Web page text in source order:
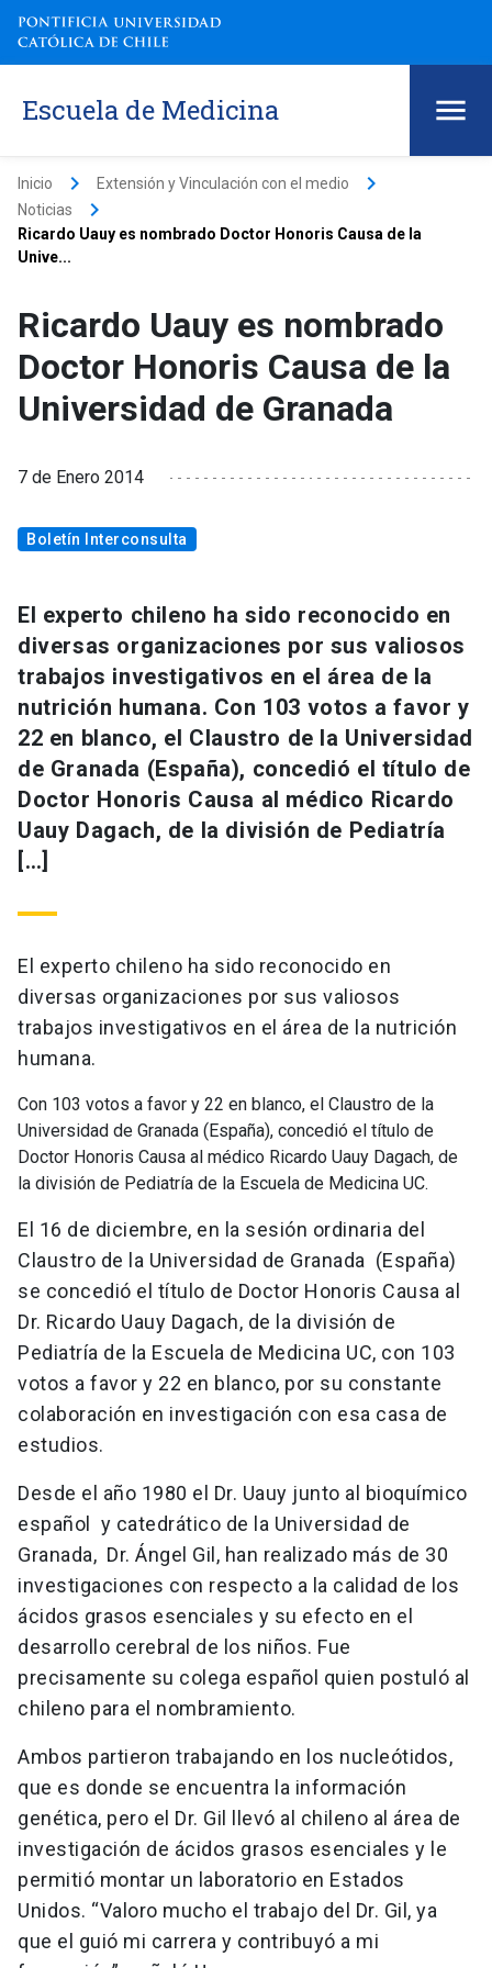
Escuela de Medicina
Inicio keyboard_arrow_right Extensión y Vinculación con el medio keyboard_arrow_right
Noticias keyboard_arrow_right
Ricardo Uauy es nombrado Doctor Honoris Causa de la
Unive...
Ricardo Uauy es nombrado
Doctor Honoris Causa de la
Universidad de Granada
7 de Enero 2014
Boletín Interconsulta
El experto chileno ha sido reconocido en
diversas organizaciones por sus valiosos
trabajos investigativos en el área de la
nutrición humana. Con 103 votos a favor y
22 en blanco, el Claustro de la Universidad
de Granada (España), concedió el título de
Doctor Honoris Causa al médico Ricardo
Uauy Dagach, de la división de Pediatría
[…]
El experto chileno ha sido reconocido en
diversas organizaciones por sus valiosos
trabajos investigativos en el área de la nutrición
humana.
Con 103 votos a favor y 22 en blanco, el Claustro de la
Universidad de Granada (España), concedió el título de
Doctor Honoris Causa al médico Ricardo Uauy Dagach, de
la división de Pediatría de la Escuela de Medicina UC.
El 16 de diciembre, en la sesión ordinaria del
Claustro de la Universidad de Granada (España)
se concedió el título de Doctor Honoris Causa al
Dr. Ricardo Uauy Dagach, de la división de
Pediatría de la Escuela de Medicina UC, con 103
votos a favor y 22 en blanco, por su constante
colaboración en investigación con esa casa de
estudios.
Desde el año 1980 el Dr. Uauy junto al bioquímico
español y catedrático de la Universidad de
Granada, Dr. Ángel Gil, han realizado más de 30
investigaciones con respecto a la calidad de los
ácidos grasos esenciales y su efecto en el
desarrollo cerebral de los niños. Fue
precisamente su colega español quien postuló al
chileno para el nombramiento.
Ambos partieron trabajando en los nucleótidos,
que es donde se encuentra la información
genética, pero el Dr. Gil llevó al chileno al área de
investigación de ácidos grasos esenciales y le
permitió montar un laboratorio en Estados
Unidos. “Valoro mucho el trabajo del Dr. Gil, ya
que el guió mi carrera y contribuyó a mi